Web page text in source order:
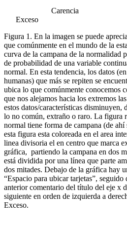
Carencia
Exceso
Figura 1. En la imagen se puede
que comúnmente en el mundo de la
curva de la campana de la normalidad
de probabilidad de una variable
normal. En esta tendencia, los datos
humanas) que más se repiten se
ubica lo que comúnmente conocemos
que nos alejamos hacia los extremos
estos datos/características disminuyen,
lo no común, extraño o raro. La figura
normal tiene forma de campana (de
esta figura esta coloreada en el area
linea divisoria el en centro que marca
gráfica, partiendo la campana en dos
está dividida por una línea que parte
dos mitades. Debajo de la gráfica hay
“Espacio para ubicar tarjetas”, seguido
anterior comentario del título del eje x
siguiente en orden de izquierda a
Exceso.